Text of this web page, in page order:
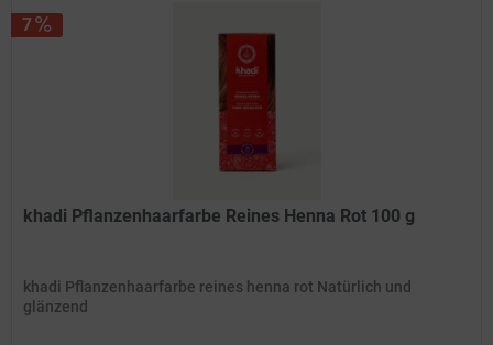
7
khadi Pflanzenhaarfarbe Reines Henna Rot 100 g
khadi Pflanzenhaarfarbe reines henna rot Natürlich und
glänzend